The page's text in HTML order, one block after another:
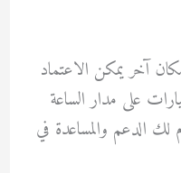
آخر يمكن الاعتماد
على مدار الساعة
لك الدعم والمساعدة في